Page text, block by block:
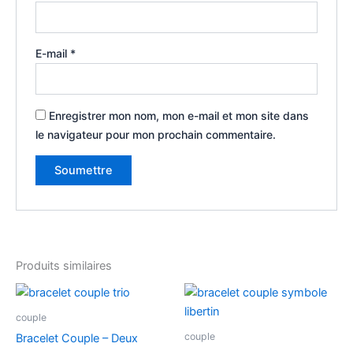
E-mail *
Enregistrer mon nom, mon e-mail et mon site dans
le navigateur pour mon prochain commentaire.
Produits similaires
couple
Bracelet Couple – Deux
couple